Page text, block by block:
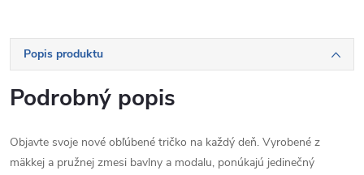
Popis produktu
Podrobný popis
Objavte svoje nové obľúbené tričko na každý deň. Vyrobené z
mäkkej a pružnej zmesi bavlny a modalu, ponúkajú jedinečný